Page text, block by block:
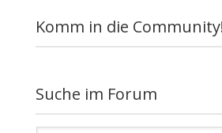
Komm in die
Suche im Forum